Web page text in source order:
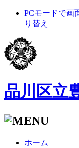
PCモードで画
り替え
品川区立
ホーム